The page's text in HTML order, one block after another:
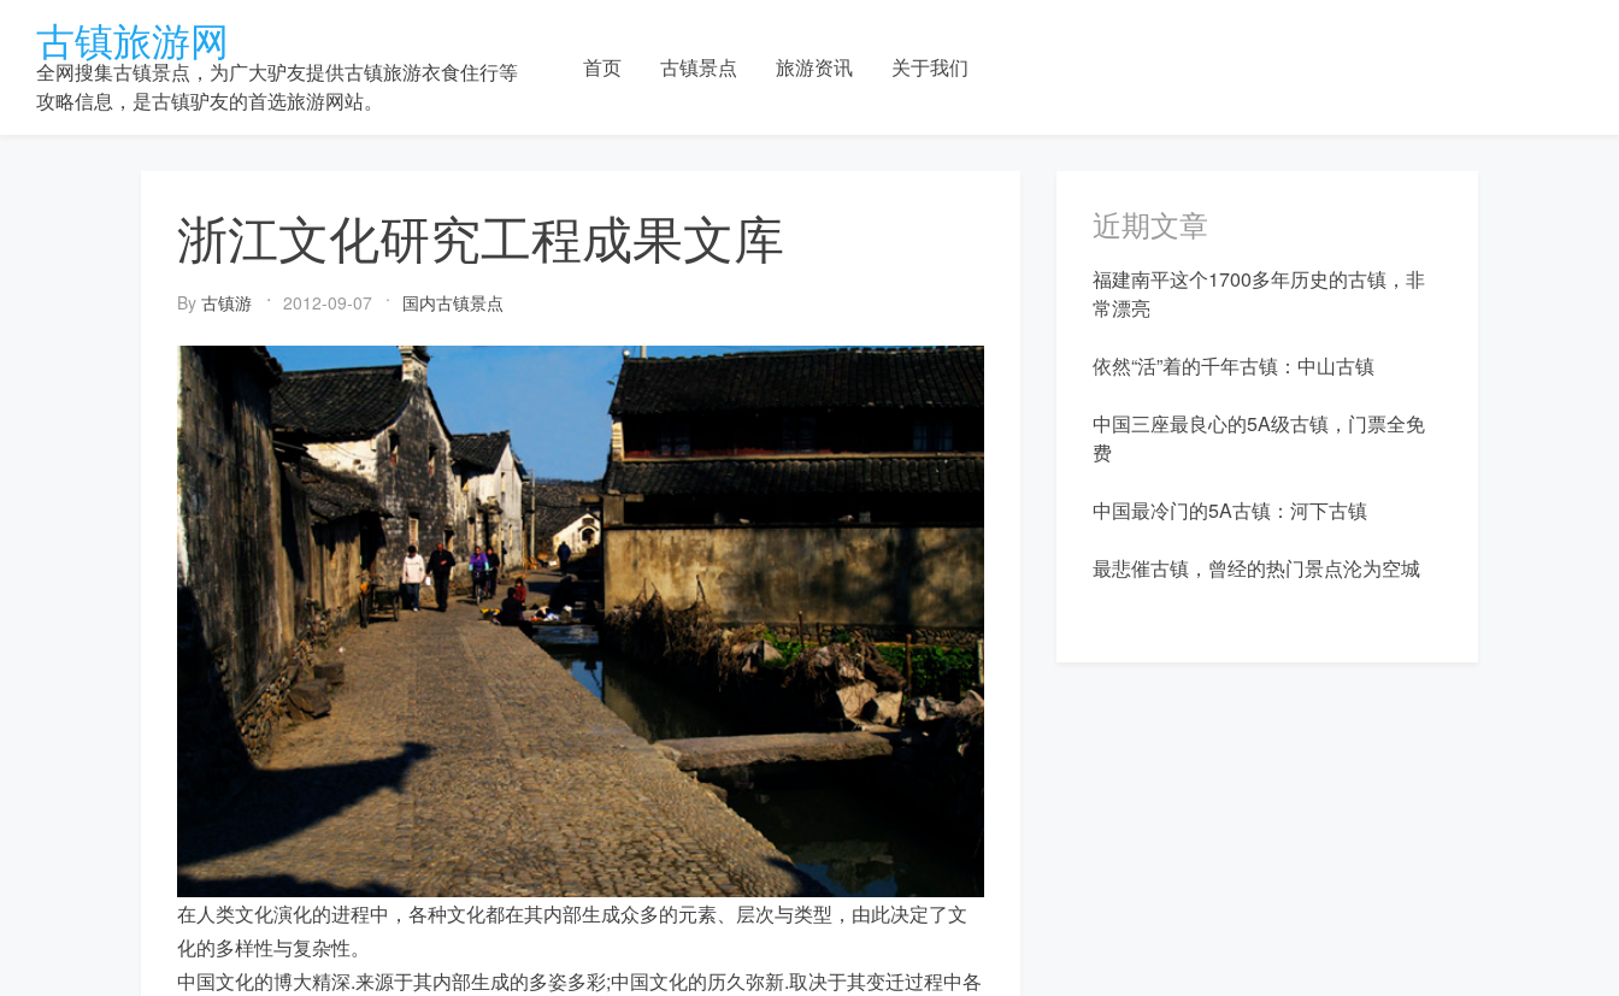
content
古镇旅游网
全网搜集古镇景点，为广大驴友提供古镇旅游衣食住行等
攻略信息，是古镇驴友的首选旅游网站。
首页 古镇景点 旅游资讯 关于我们
浙江文化研究工程成果文库
By 古镇游 2012-09-07 国内古镇景点
在人类文化演化的进程中，各种文化都在其内部生成众多的元素、层次与类型，由此决定了文
化的多样性与复杂性。
中国文化的博大精深.来源于其内部生成的多姿多彩;中国文化的历久弥新.取决于其变迁过程中各
近期文章
福建南平这个1700多年历史的古镇，非
常漂亮
依然“活”着的千年古镇：中山古镇
中国三座最良心的5A级古镇，门票全免
费
中国最冷门的5A古镇：河下古镇
最悲催古镇，曾经的热门景点沦为空城